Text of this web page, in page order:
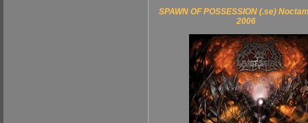
SPAWN OF POSSESSION (.se)
2006